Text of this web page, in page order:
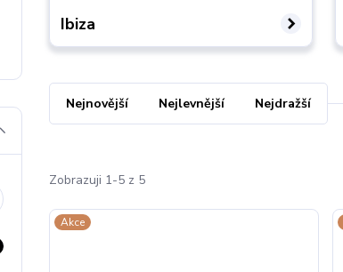
Ibiza
Nejnovější Nejlevnější Nejdražší
Zobrazuji 1-5 z 5
Akce